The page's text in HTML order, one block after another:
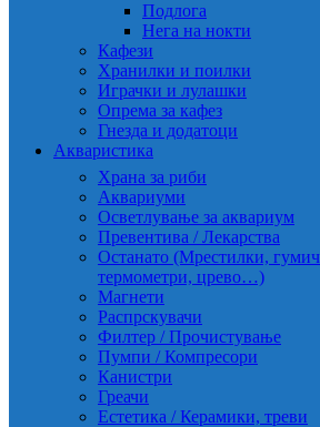
Подлога
Нега на нокти
Кафези
Хранилки и поилки
Играчки и лулашки
Опрема за кафез
Гнезда и додатоци
Акваристика
Храна за риби
Аквариуми
Осветлување за аквариум
Превентива / Лекарства
Останато (Мрестилки,
термометри, црево…)
Магнети
Распрскувачи
Филтер / Прочистување
Пумпи / Компресори
Канистри
Греачи
Естетика / Керамики, треви